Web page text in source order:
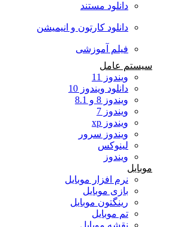
دانلود مستند
دانلود کارتون و انیمیشن
فیلم آموزشی
سیستم عامل
ویندوز 11
دانلود ویندوز 10
ویندوز 8 و 8.1
ویندوز 7
ویندوز xp
ویندوز سرور
لینوکس
ویندوز
نرم افزار موبایل
بازی موبایل
رینگتون موبایل
تم موبایل
نقشه موبایل